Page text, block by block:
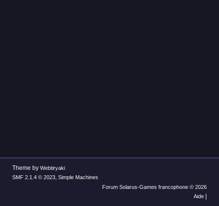
Theme by Webtiryaki
SMF 2.1.4 © 2023, Simple Machines
Forum Solarus-Games francophone © 2026
Aide